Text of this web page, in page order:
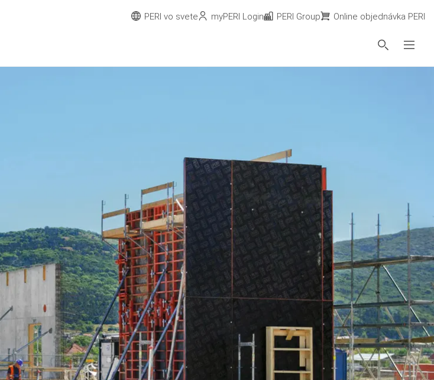
PERI vo svete myPERI Login PERI Group Online objednávka PERI